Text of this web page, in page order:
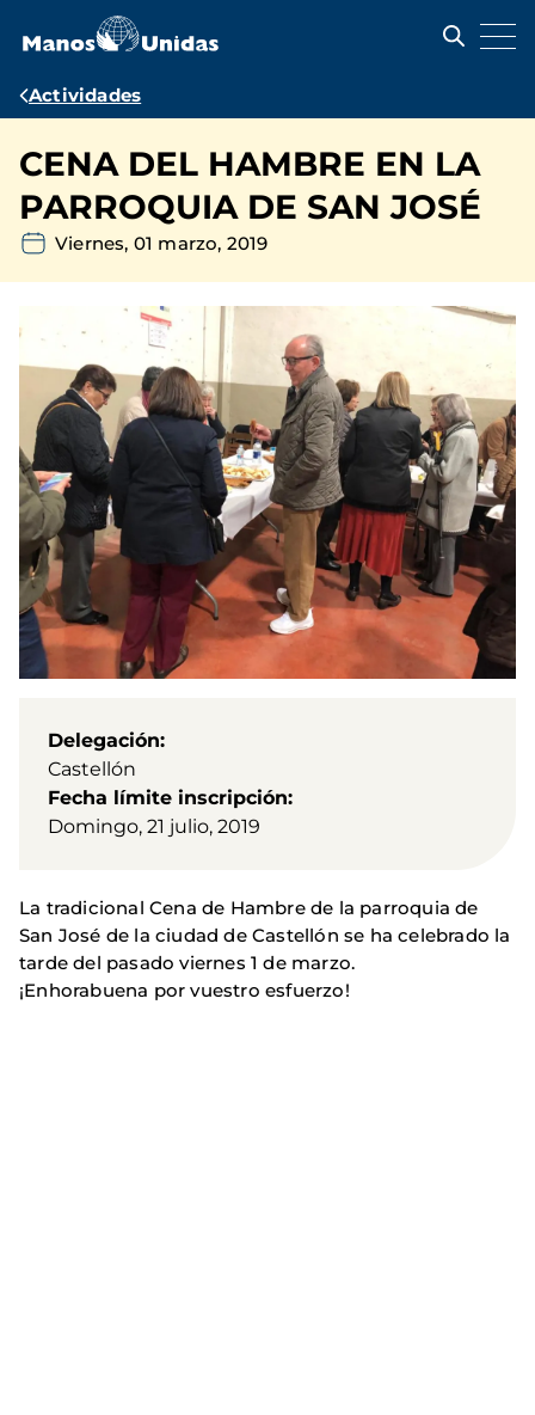
contenido
Ruta
navegación
Actividades
CENA DEL HAMBRE EN LA
PARROQUIA DE SAN JOSÉ
Viernes, 01 marzo, 2019
Delegación
Castellón
Fecha límite inscripción
Domingo, 21 julio, 2019
La tradicional Cena de Hambre de la parroquia de
San José de la ciudad de Castellón se ha celebrado la
tarde del pasado viernes 1 de marzo.
¡Enhorabuena por vuestro esfuerzo!